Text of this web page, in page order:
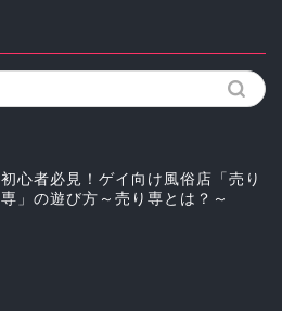
初心者必見！ゲイ向け風俗店「売り
専」の遊び方～売り専とは？～